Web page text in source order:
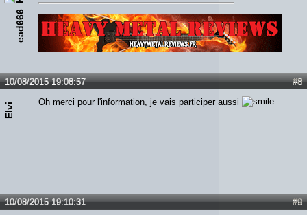
ead666
#8
10/08/2015 19:08:57
Elvi Oh merci pour l'information, je vais participer aussi
#9
10/08/2015 19:10:31